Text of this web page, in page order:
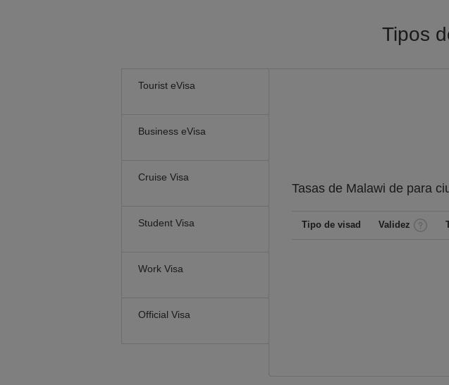
Tipos
Tourist eVisa
Business eVisa
Cruise Visa
Student Visa
Work Visa
Official Visa
Tasas de Malawi de para
Tipo de visad Validez